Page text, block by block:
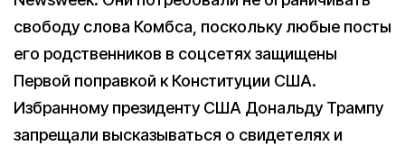
свободу слова Комбса, поскольку любые посты
его родственников в соцсетях защищены
Первой поправкой к Конституции США.
Избранному президенту США Дональду Трампу
запрещали высказываться о свидетелях и